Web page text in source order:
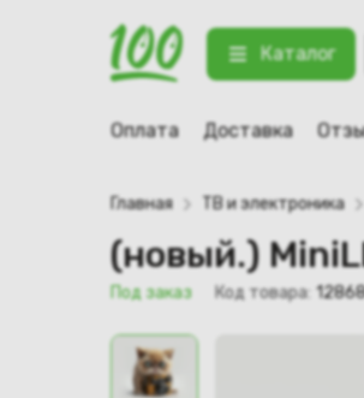
Каталог
Оплата Доставка
(новый.)
123 Под заказ
Главная ТВ и электроника
(новый.)
Под заказ Код товара: